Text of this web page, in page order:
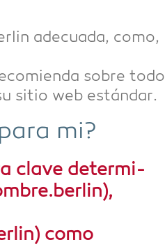
adecua­da, como,
sob­re todo
sitio web estándar.
mi?
cla­ve deter­mi­
como